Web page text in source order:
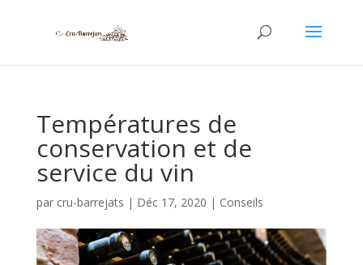
Températures de
conservation et de
service du vin
par cru-barrejats | Déc 17, 2020 | Conseils